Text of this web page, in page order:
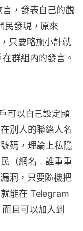
，發表自己的觀
民發現，原來
只要略施小計就
群組內的發言。
可以自己設定顯
別人的聯絡人名
碼，理論上私隱
（網名：誰重重
洞，只要隨機把
能在 Telegram
且可以加入到